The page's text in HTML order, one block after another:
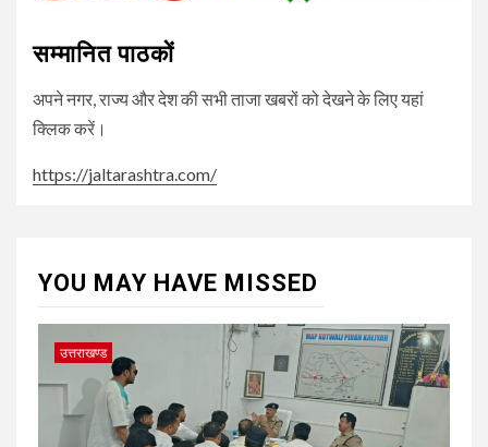
सम्मानित पाठकों
अपने नगर, राज्य और देश की सभी ताजा खबरों को देखने के लिए यहां
क्लिक करें।
https://jaltarashtra.com/
YOU MAY HAVE MISSED
उत्तराखण्ड